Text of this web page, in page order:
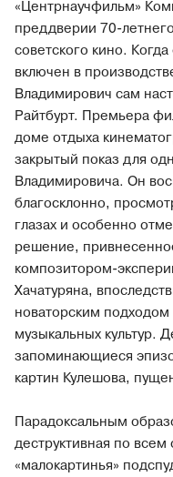
«Центрнаучфильм»
преддверии 70-
советского кино.
включен в
Владимирович сам
Райтбурт. Премьера
доме отдыха
закрытый показ для
Владимировича. Он
благосклонно,
глазах и особенно
решение,
композитором-
Хачатуряна,
новаторским
музыкальных культур.
запоминающиеся
картин Кулешова,
Парадоксальным
деструктивная по
«малокартинья»